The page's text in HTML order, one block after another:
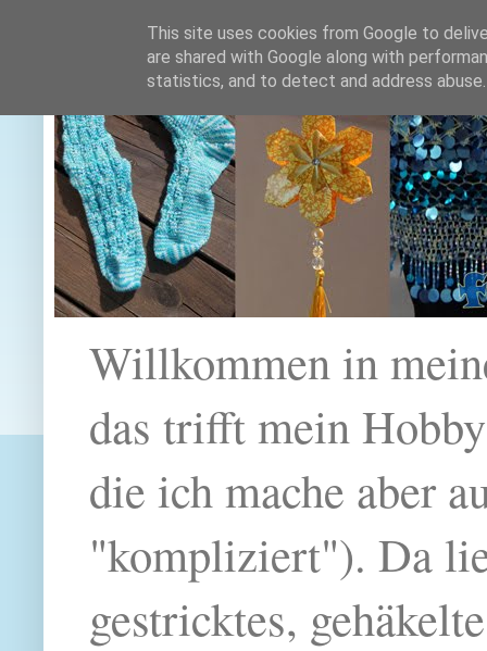
Willkommen in
das trifft mein
die ich mache aber
"kompliziert"). Da
gestricktes,
This site uses cookies from Google to
are shared with Google along with
statistics, and to detect and address abuse.